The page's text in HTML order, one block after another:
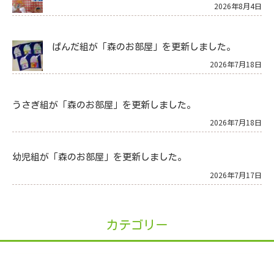
2026年8月4日
ぱんだ組が「森のお部屋」を更新しました。
2026年7月18日
うさぎ組が「森のお部屋」を更新しました。
2026年7月18日
幼児組が「森のお部屋」を更新しました。
2026年7月17日
カテゴリー